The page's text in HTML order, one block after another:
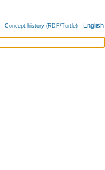
Concept history (RDF/Turtle) English